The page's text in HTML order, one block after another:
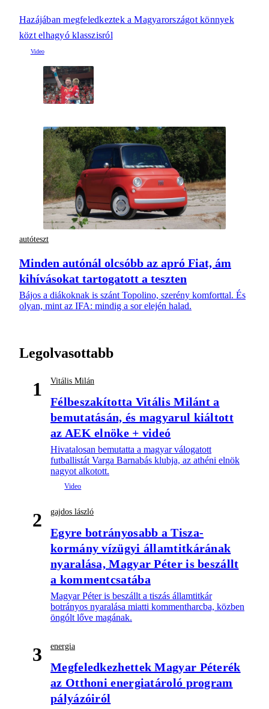
Hazájában megfeledkeztek a Magyarországot könnyek
közt elhagyó klasszisról
autóteszt
Minden autónál olcsóbb az apró Fiat, ám
kihívásokat tartogatott a teszten
Bájos a diákoknak is szánt Topolino, szerény komforttal. És
olyan, mint az IFA: mindig a sor elején halad.
Legolvasottabb
1 Vitális Milán
Félbeszakította Vitális Milánt a
bemutatásán, és magyarul kiáltott
az AEK elnöke + videó
Hivatalosan bemutatta a magyar válogatott
futballistát Varga Barnabás klubja, az athéni elnök
nagyot alkotott.
2 gajdos lászló
Egyre botrányosabb a Tisza-
kormány vízügyi államtitkárának
nyaralása, Magyar Péter is beszállt
a kommentcsatába
Magyar Péter is beszállt a tiszás államtitkár
botrányos nyaralása miatti kommentharcba, közben
öngólt lőve magának.
3 energia
Megfeledkezhettek Magyar Péterék
az Otthoni energiatároló program
pályázóiról